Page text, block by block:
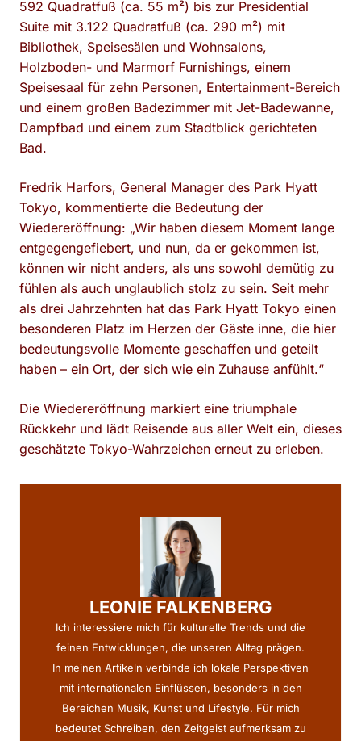
592 Quadratfuß (ca. 55 m²) bis zur Presidential
Suite mit 3.122 Quadratfuß (ca. 290 m²) mit
Bibliothek, Speisesälen und Wohnsalons,
Holzboden- und Marmorf Furnishings, einem
Speisesaal für zehn Personen, Entertainment-Bereich
und einem großen Badezimmer mit Jet-Badewanne,
Dampfbad und einem zum Stadtblick gerichteten
Bad.
Fredrik Harfors, General Manager des Park Hyatt
Tokyo, kommentierte die Bedeutung der
Wiedereröffnung: „Wir haben diesem Moment lange
entgegengefiebert, und nun, da er gekommen ist,
können wir nicht anders, als uns sowohl demütig zu
fühlen als auch unglaublich stolz zu sein. Seit mehr
als drei Jahrzehnten hat das Park Hyatt Tokyo einen
besonderen Platz im Herzen der Gäste inne, die hier
bedeutungsvolle Momente geschaffen und geteilt
haben – ein Ort, der sich wie ein Zuhause anfühlt.“
Die Wiedereröffnung markiert eine triumphale
Rückkehr und lädt Reisende aus aller Welt ein, dieses
geschätzte Tokyo-Wahrzeichen erneut zu erleben.
LEONIE FALKENBERG
Ich interessiere mich für kulturelle Trends und die
feinen Entwicklungen, die unseren Alltag prägen.
In meinen Artikeln verbinde ich lokale Perspektiven
mit internationalen Einflüssen, besonders in den
Bereichen Musik, Kunst und Lifestyle. Für mich
bedeutet Schreiben, den Zeitgeist aufmerksam zu